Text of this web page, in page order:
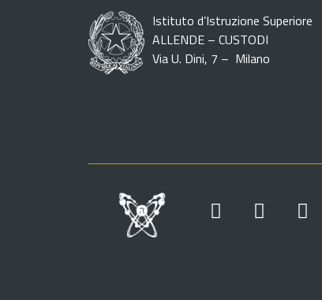
Istituto d’Istruzione Superiore
ALLENDE – CUSTODI
Via U. Dini, 7 – Milano